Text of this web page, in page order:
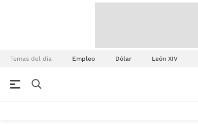
Temas del día Empleo Dólar León XIV